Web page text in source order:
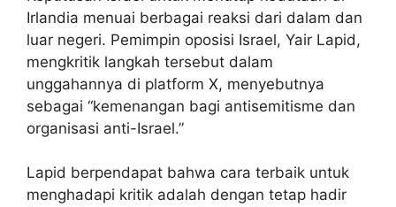
Irlandia menuai berbagai reaksi dari dalam dan
luar negeri. Pemimpin oposisi Israel, Yair Lapid,
mengkritik langkah tersebut dalam
unggahannya di platform X, menyebutnya
sebagai “kemenangan bagi antisemitisme dan
organisasi anti-Israel.”
Lapid berpendapat bahwa cara terbaik untuk
menghadapi kritik adalah dengan tetap hadir